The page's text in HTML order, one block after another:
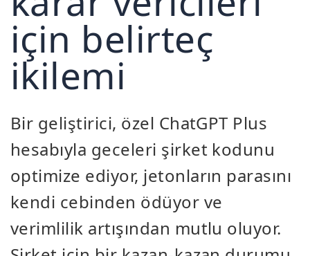
için belirteç
ikilemi
Bir geliştirici, özel ChatGPT Plus
hesabıyla geceleri şirket kodunu
optimize ediyor, jetonların parasını
kendi cebinden ödüyor ve
verimlilik artışından mutlu oluyor.